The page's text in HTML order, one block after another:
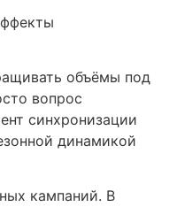
объёмы под
вопрос
синхронизации
динамикой
кампаний. В